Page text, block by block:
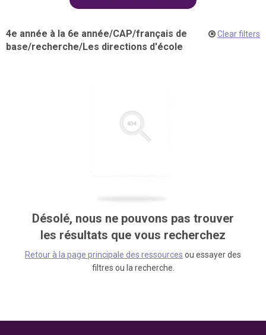
4e année à la 6e année/CAP/français de
base/recherche/Les directions d'école
Clear filters
Désolé, nous ne pouvons pas trouver
les résultats que vous recherchez
Retour à la page principale des ressources ou essayer des
filtres ou la recherche.